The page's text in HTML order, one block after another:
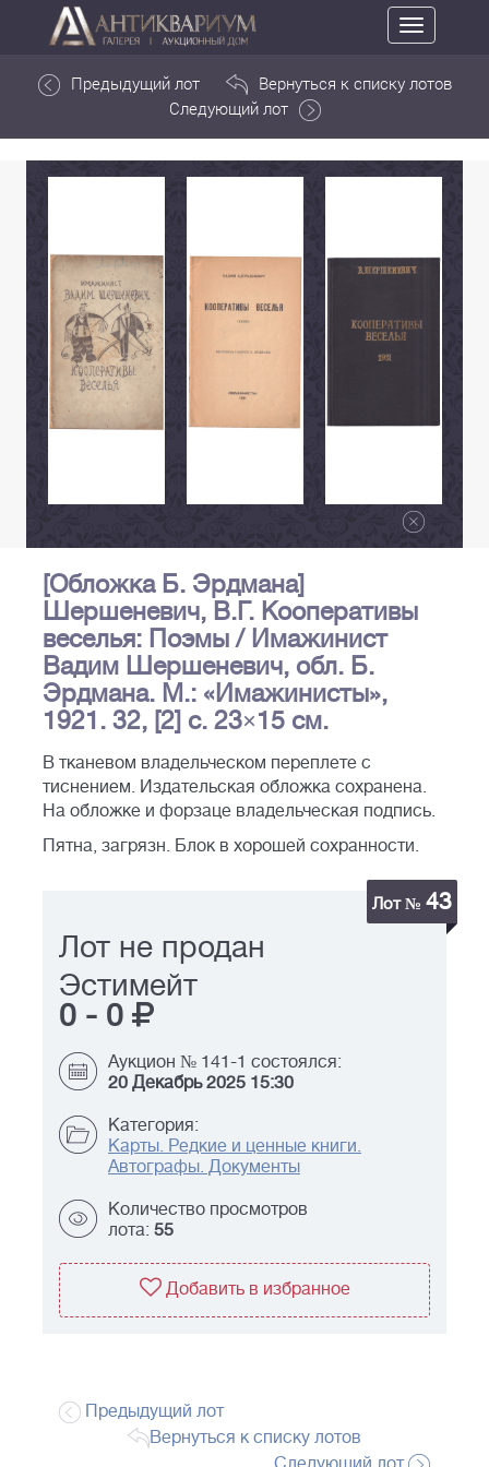
Toggle
navigation
Предыдущий лот
Вернуться к списку лотов
Следующий лот
[Обложка Б. Эрдмана]
Шершеневич, В.Г. Кооперативы
веселья: Поэмы / Имажинист
Вадим Шершеневич, обл. Б.
Эрдмана. М.: «Имажинисты»,
1921. 32, [2] с. 23×15 см.
В тканевом владельческом переплете с
тиснением. Издательская обложка сохранена.
На обложке и форзаце владельческая подпись.
Пятна, загрязн. Блок в хорошей сохранности.
Лот № 43
Лот не продан
Эстимейт
0 - 0
Аукцион № 141-1 состоялся:
20 Декабрь 2025 15:30
Категория:
Карты. Редкие и ценные книги.
Автографы. Документы
Количество просмотров
лота: 55
Добавить в избранное
Предыдущий лот
Вернуться к списку лотов